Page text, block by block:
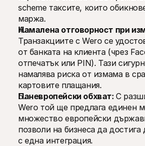
scheme таксите, които
маржа.
Намалена отговорност при
Транзакциите с Wero се
от банката на клиента (чрез
отпечатък или PIN). Тази
намалява риска от измама в
картовите плащания.
Паневропейски обхват: С
Wero той ще предлага единен
множество европейски
позволи на бизнеса да
с една интеграция.